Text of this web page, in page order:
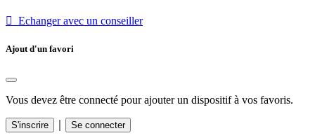
 Echanger avec un conseiller
Ajout d'un favori
Vous devez être connecté pour ajouter un dispositif à vos favoris.
S'inscrire Se connecter